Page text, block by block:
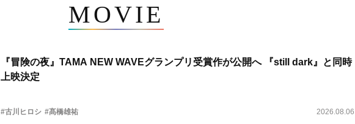
MOVIE
『冒険の夜』TAMA NEW WAVEグランプリ受賞作が公開へ 『still dark』と同時
上映決定
#古川ヒロシ #髙橋雄祐 2026.08.06